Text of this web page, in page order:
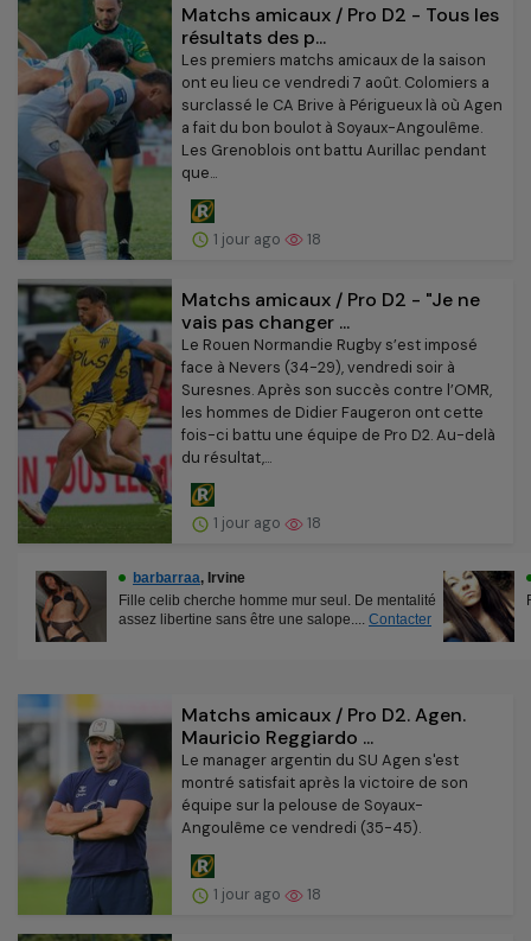
Matchs amicaux / Pro D2 - Tous les
résultats des p...
Les premiers matchs amicaux de la saison
ont eu lieu ce vendredi 7 août. Colomiers a
surclassé le CA Brive à Périgueux là où Agen
a fait du bon boulot à Soyaux-Angoulême.
Les Grenoblois ont battu Aurillac pendant
que...
1 jour ago 18
Matchs amicaux / Pro D2 - "Je ne
vais pas changer ...
Le Rouen Normandie Rugby s’est imposé
face à Nevers (34-29), vendredi soir à
Suresnes. Après son succès contre l’OMR,
les hommes de Didier Faugeron ont cette
fois-ci battu une équipe de Pro D2. Au-delà
du résultat,...
1 jour ago 18
Matchs amicaux / Pro D2. Agen.
Mauricio Reggiardo ...
Le manager argentin du SU Agen s'est
montré satisfait après la victoire de son
équipe sur la pelouse de Soyaux-
Angoulême ce vendredi (35-45).
1 jour ago 18